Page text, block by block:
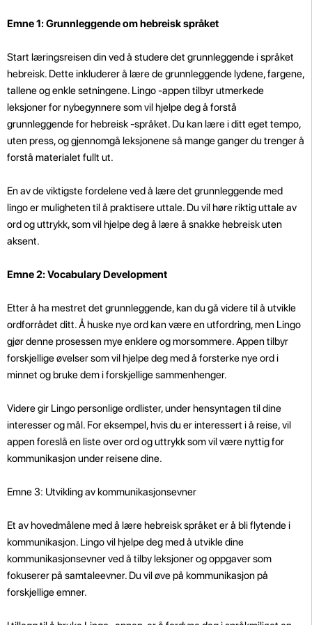
Emne 1: Grunnleggende om hebreisk språket
Start læringsreisen din ved å studere det grunnleggende i språket
hebreisk. Dette inkluderer å lære de grunnleggende lydene, fargene,
tallene og enkle setningene. Lingo -appen tilbyr utmerkede
leksjoner for nybegynnere som vil hjelpe deg å forstå
grunnleggende for hebreisk -språket. Du kan lære i ditt eget tempo,
uten press, og gjennomgå leksjonene så mange ganger du trenger å
forstå materialet fullt ut.
En av de viktigste fordelene ved å lære det grunnleggende med
lingo er muligheten til å praktisere uttale. Du vil høre riktig uttale av
ord og uttrykk, som vil hjelpe deg å lære å snakke hebreisk uten
aksent.
Emne 2: Vocabulary Development
Etter å ha mestret det grunnleggende, kan du gå videre til å utvikle
ordforrådet ditt. Å huske nye ord kan være en utfordring, men Lingo
gjør denne prosessen mye enklere og morsommere. Appen tilbyr
forskjellige øvelser som vil hjelpe deg med å forsterke nye ord i
minnet og bruke dem i forskjellige sammenhenger.
Videre gir Lingo personlige ordlister, under hensyntagen til dine
interesser og mål. For eksempel, hvis du er interessert i å reise, vil
appen foreslå en liste over ord og uttrykk som vil være nyttig for
kommunikasjon under reisene dine.
Emne 3: Utvikling av kommunikasjonsevner
Et av hovedmålene med å lære hebreisk språket er å bli flytende i
kommunikasjon. Lingo vil hjelpe deg med å utvikle dine
kommunikasjonsevner ved å tilby leksjoner og oppgaver som
fokuserer på samtaleevner. Du vil øve på kommunikasjon på
forskjellige emner.